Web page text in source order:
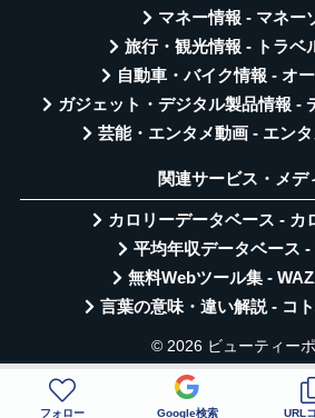
マネー情報 - マネー
旅行・観光情報 - トラベ
自動車・バイク情報 - オ
ガジェット・デジタル製品情報 -
芸能・エンタメ動画 - エン
関連サービス・メデ
カロリーデータベース - カ
平均年収データベース -
無料Webツール集 -
言葉の意味・違い解説 - コ
© 2026 ビューティー
フォロー Google検索 URL